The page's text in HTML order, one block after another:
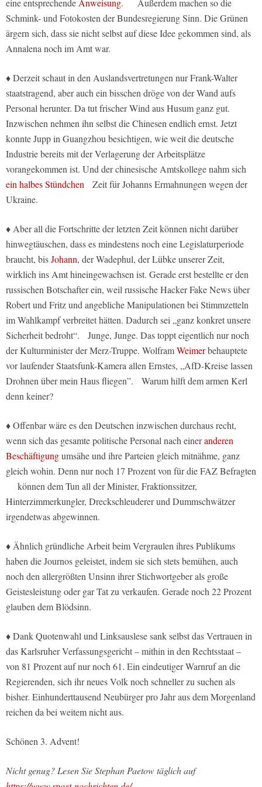
eine entsprechendeAnweisung. Außerdem machen so die
Schmink- und Fotokosten der Bundesregierung Sinn. Die Grünen
ärgern sich, dass sie nicht selbst auf diese Idee gekommen sind, als
Annalena noch im Amt war.
♦ Derzeit schaut in den Auslandsvertretungen nur Frank-Walter
staatstragend, aber auch ein bisschen dröge von der Wand aufs
Personal herunter. Da tut frischer Wind aus Husum ganz gut.
Inzwischen nehmen ihn selbst die Chinesen endlich ernst. Jetzt
konnte Jupp in Guangzhou besichtigen, wie weit die deutsche
Industrie bereits mit der Verlagerung der Arbeitsplätze
vorangekommen ist. Und der chinesische Amtskollege nahm sich
ein halbes Stündchen Zeit für Johanns Ermahnungen wegen der
Ukraine.
♦ Aber all die Fortschritte der letzten Zeit können nicht darüber
hinwegtäuschen, dass es mindestens noch eine Legislaturperiode
braucht, bisJohann, der Wadephul, der Lübke unserer Zeit,
wirklich ins Amt hineingewachsen ist. Gerade erst bestellte er den
russischen Botschafter ein, weil russische Hacker Fake News über
Robert und Fritz und angebliche Manipulationen bei Stimmzetteln
im Wahlkampf verbreitet hätten. Dadurch sei „ganz konkret unsere
Sicherheit bedroht“. Junge, Junge. Das toppt eigentlich nur noch
der Kulturminister der Merz-Truppe. WolframWeimerbehauptete
vor laufender Staatsfunk-Kamera allen Ernstes, „AfD-Kreise lassen
Drohnen über mein Haus fliegen”. Warum hilft dem armen Kerl
denn keiner?
♦ Offenbar wäre es den Deutschen inzwischen durchaus recht,
wenn sich das gesamte politische Personal nach eineranderen
Beschäftigungumsähe und ihre Parteien gleich mitnähme, ganz
gleich wohin. Denn nur noch 17 Prozent von für die FAZ Befragten
können dem Tun all der Minister, Fraktionssitzer,
Hinterzimmerkungler, Dreckschleuderer und Dummschwätzer
irgendetwas abgewinnen.
♦ Ähnlich gründliche Arbeit beim Vergraulen ihres Publikums
haben die Journos geleistet, indem sie sich stets bemühen, auch
noch den allergrößten Unsinn ihrer Stichwortgeber als große
Geistesleistung oder gar Tat zu verkaufen. Gerade noch 22 Prozent
glauben dem Blödsinn.
♦ Dank Quotenwahl und Linksauslese sank selbst das Vertrauen in
das Karlsruher Verfassungsgericht – mithin in den Rechtsstaat –
von 81 Prozent auf nur noch 61. Ein eindeutiger Warnruf an die
Regierenden, sich ihr neues Volk noch schneller zu suchen als
bisher. Einhunderttausend Neubürger pro Jahr aus dem Morgenland
reichen da bei weitem nicht aus.
Schönen 3. Advent!
Nicht genug? Lesen Sie Stephan Paetow täglich auf